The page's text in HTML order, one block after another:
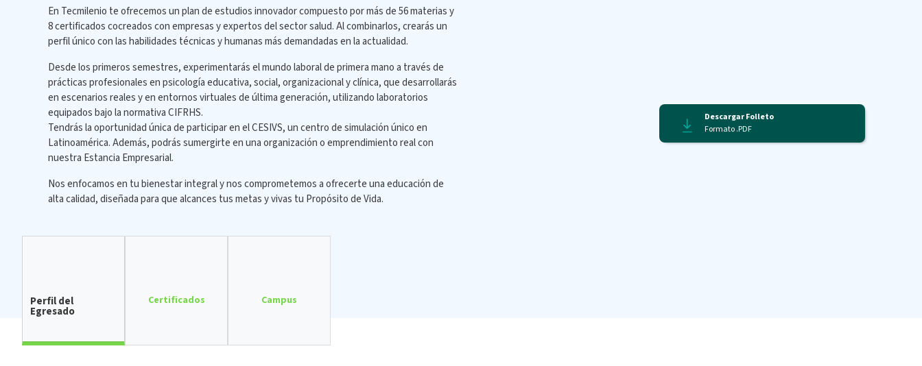
En Tecmilenio te ofrecemos un plan de estudios innovador compuesto por más de 56 materias y
8 certificados cocreados con empresas y expertos del sector salud. Al combinarlos, crearás un
perfil único con las habilidades técnicas y humanas más demandadas en la actualidad.
Desde los primeros semestres, experimentarás el mundo laboral de primera mano a través de
prácticas profesionales en psicología educativa, social, organizacional y clínica, que desarrollarás
en escenarios reales y en entornos virtuales de última generación, utilizando laboratorios
equipados bajo la normativa CIFRHS.
Tendrás la oportunidad única de participar en el CESIVS, un centro de simulación único en
Latinoamérica. Además, podrás sumergirte en una organización o emprendimiento real con
nuestra Estancia Empresarial.
Nos enfocamos en tu bienestar integral y nos comprometemos a ofrecerte una educación de
alta calidad, diseñada para que alcances tus metas y vivas tu Propósito de Vida.
Descargar Folleto
Formato .PDF
Perfil del
Egresado
Certificados Campus